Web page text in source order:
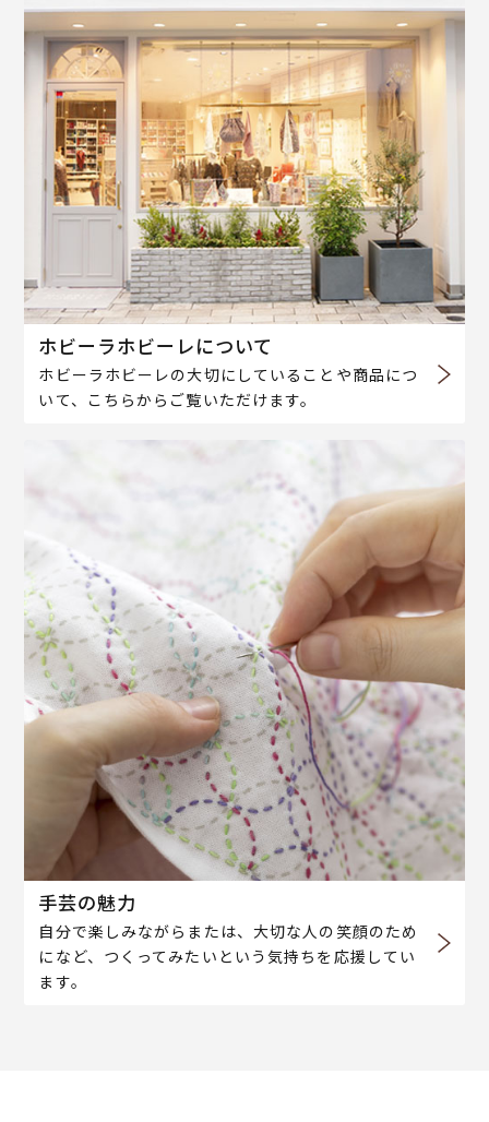
ホビーラホビーレについて
ホビーラホビーレの大切にしていることや商品につ
いて、こちらからご覧いただけます。
手芸の魅力
自分で楽しみながらまたは、大切な人の笑顔のため
になど、つくってみたいという気持ちを応援してい
ます。